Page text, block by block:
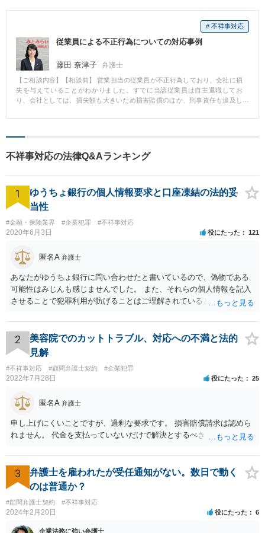
# 不祥事対応
従業員による不正行為についての対応事例
藤田 奈津子 弁護士
【ご相談内容】【相談前】 営業担当の従業員が不正行為しており、会社に損
失を与えていることがわかりました。すでに当該従業員は自主退職してお
り、会社としては、損失額も大きいため損害賠償のほか、刑事責任も追及し
いというご相談でした。 【相談後】 民事の賠償請求、刑事の被害届や告訴状
ついて証拠が不十分で起訴されなかった場合には民事の賠償請求にも影響を
及ぼしかねない」など、それぞれが複雑に絡み合っています。 そこで、会社
調査で判明した損害額について弁償を約束する公正証書の作成に至り、無事
回収をはかることができました。
不祥事対応の法律Q&Aランキング
1
ゆうちょ銀行の個人情報要求と口座凍結の法的妥
当性
#金融・保険業界 #企業犯罪 #不祥事対応
2020年6月3日 役にたった 121
匿名A 弁護士
あなたがゆうちょ銀行に問い合わせたと書いているので、偽物である
可能性はみじんも感じませんでした。 また、それらの個人情報を記入
させることで犯罪利用が防げることはご理解されているとおりです。
士に同意を求めているだけです。 最初の回答では分かりづらかったの
かもしれませんが、質問にわかりやすく答えると「法的に許される」
が答えになります。 補足でアドバイスしておきますと、今私に反論し
てきたその内容をゆうちょ銀行にぶつければいいとおもいます。 もっ
とも、ぶつけられたゆうちょ銀行があなたと契約するかは法律上ゆう
ちょ銀行の自由です。
2
美容院でのカットトラブル、対応への不満と法的
見解
#不祥事対応 #顧問弁護士契約 #企業犯罪
2022年7月28日 役にたった 25
匿名A 弁護士
申し上げにくいことですが、過剰な要求です。 損害賠償請求は認めら
れません。 代金を支払っていないだけで解決とするべきでしょう。
3
弁護士を雇われたが受任通知がない。数日で動く
のは普通か？
#顧問弁護士契約 #不祥事対応
2024年2月20日 役にたった 6
企業法務に強い弁護士